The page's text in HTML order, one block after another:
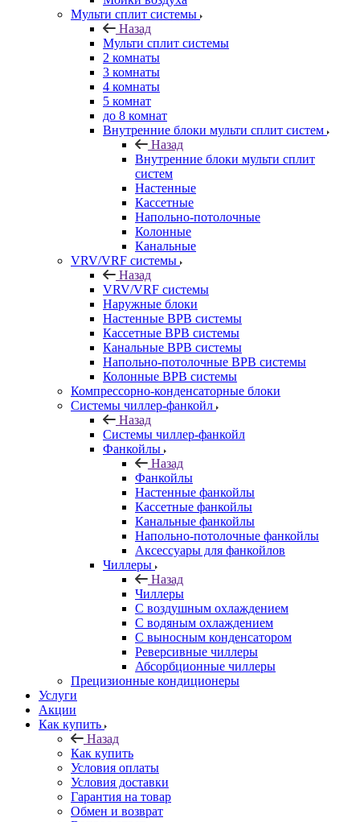
Мульти сплит системы
Назад
Мульти сплит системы
2 комнаты
3 комнаты
4 комнаты
5 комнат
до 8 комнат
Внутренние блоки мульти сплит систем
Назад
Внутренние блоки мульти сплит
систем
Настенные
Кассетные
Напольно-потолочные
Колонные
Канальные
VRV/VRF системы
Назад
VRV/VRF системы
Наружные блоки
Настенные ВРВ системы
Кассетные ВРВ системы
Канальные ВРВ системы
Напольно-потолочные ВРВ системы
Колонные ВРВ системы
Компрессорно-конденсаторные блоки
Системы чиллер-фанкойл
Назад
Системы чиллер-фанкойл
Фанкойлы
Назад
Фанкойлы
Настенные фанкойлы
Кассетные фанкойлы
Канальные фанкойлы
Напольно-потолочные фанкойлы
Аксессуары для фанкойлов
Чиллеры
Назад
Чиллеры
С воздушным охлаждением
С водяным охлаждением
С выносным конденсатором
Реверсивные чиллеры
Абсорбционные чиллеры
Прецизионные кондиционеры
Услуги
Акции
Как купить
Назад
Как купить
Условия оплаты
Условия доставки
Гарантия на товар
Обмен и возврат